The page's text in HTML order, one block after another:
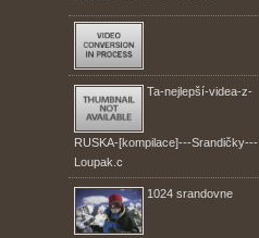
Ta-nejlepší-videa-z-
RUSKA-[kompilace]---Srandičky---
Loupak.c
1024 srandovne